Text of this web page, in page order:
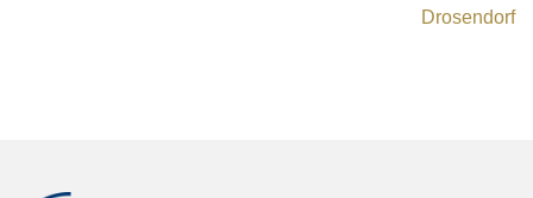
Drosendorf